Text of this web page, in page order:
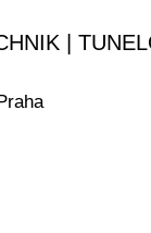
|